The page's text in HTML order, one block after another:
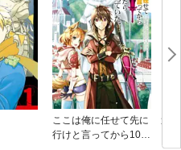
ここは俺に任せて先に
行けと言ってから10年
週